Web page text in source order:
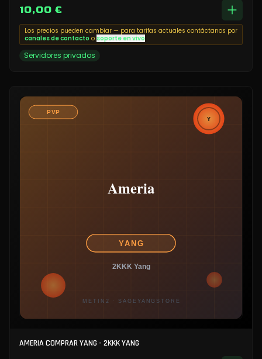
10,00 €
Los precios pueden cambiar — para tarifas actuales contáctanos por
canales de contacto o soporte en vivo
Servidores privados
AMERIA COMPRAR YANG - 2KKK YANG